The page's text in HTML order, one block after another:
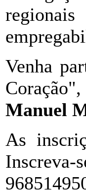
Venha
Manuel
As